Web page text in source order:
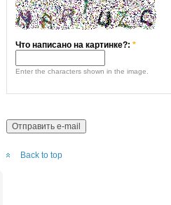
Что написано на картинке?: *
Enter the characters shown in the image.
Back to top